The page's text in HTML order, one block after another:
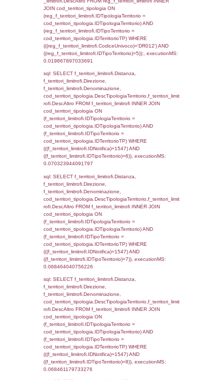
INNER JOIN el_regioni ON
el_regioni.IstRegione) ON
el_comuni.IstComune WHERE
(((f_confini.IDNotifica)=1547));,
0.00048184394836426
sql: SELECT el_regioni.Regione,
el_comuni.Comune,
reg_f_confini INNER JOIN ((el_comuni
el_province ON el_comuni.IstProvincia =
el_province.IstProvincia) INNER JOIN
el_province.IstRegione =
reg_f_confini.IDComune =
(((reg_f_confini.CodiceUnivoco)='DR012'));,
0.0014660358428955
sql: SELECT
SEPARATOR '; ') AS DescAltro,
f_territori_limitrofi INNER JOIN
(f_territori_limitrofi.IDTipologiaTerritorio =
cod_territori_tipologia.IDTipologiaTerritorio
f_territori_limitrofi.IDTipoTerritorio =
cod_territori_tipologia.IDTerritorioTP )
((f_territori_limitrofi.IDNotifica) = 1547 ) AND
cod_territori_tipologia.IDTerritorioTP = 1)
executionMS: 0.053180932998657
sql: SELECT f_territori_limitrofi.Distanza,
f_territori_limitrofi.Direzione,
f_territori_limitrofi.Denominazione,
f_territori_limitrofi.DescAltro,